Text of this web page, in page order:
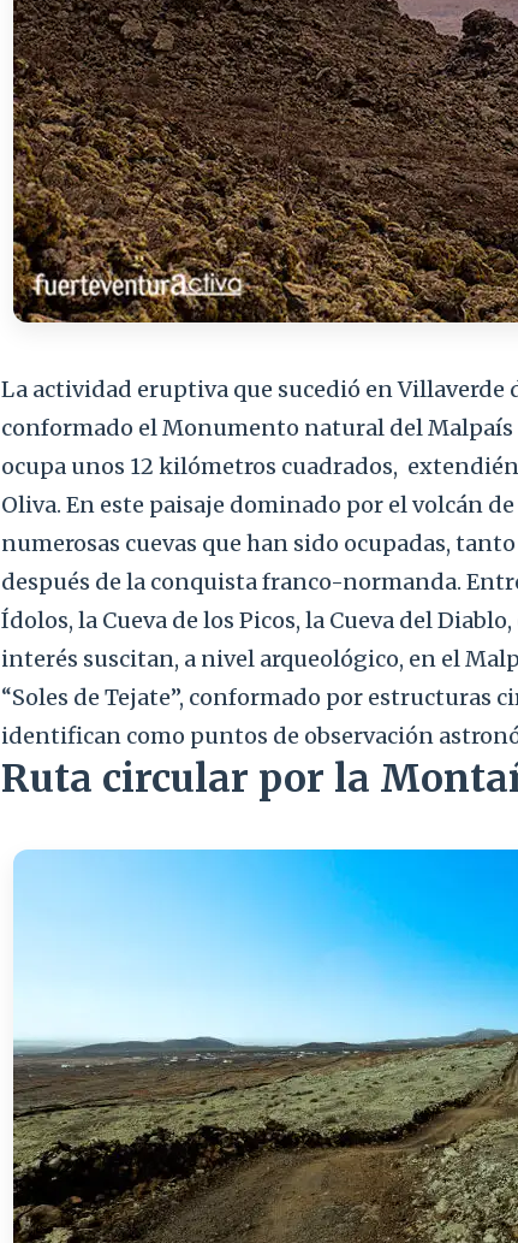
La actividad eruptiva que sucedió en Villaverde
conformado el Monumento natural del Malpaís
ocupa unos 12 kilómetros cuadrados,
Oliva. En este paisaje dominado por el volcán
numerosas cuevas que han sido ocupadas,
después de la conquista franco-normanda.
Ídolos, la Cueva de los Picos, la Cueva del
interés suscitan, a nivel arqueológico, en el
“Soles de Tejate”, conformado por estructuras
identifican como puntos de observación
Ruta circular por la